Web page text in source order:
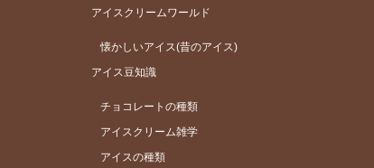
アイスクリームワールド
懐かしいアイス(昔のアイス)
アイス豆知識
チョコレートの種類
アイスクリーム雑学
アイスの種類